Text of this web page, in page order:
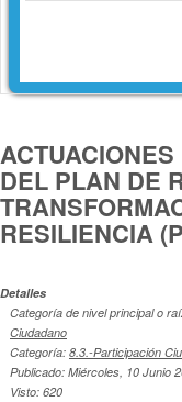
DEL PLAN DE
RESILIENCIA
Detalles
Categoría de nivel principal o
Ciudadano
Categoría: 8.3.-Participación
Publicado: Miércoles, 10 Junio
Visto: 620